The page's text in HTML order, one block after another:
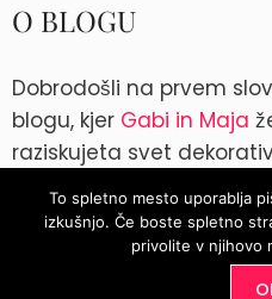
O BLOGU
Dobrodošli na prvem
blogu, kjer Gabi in Maja
raziskujeta svet
kozmetike. Kontakt:
To spletno mesto uporablja
izkušnjo. Če boste spletno
privolite v njihovo